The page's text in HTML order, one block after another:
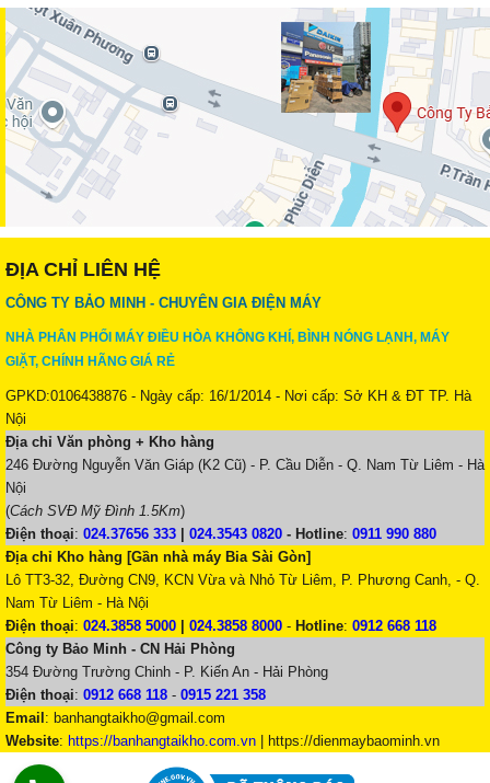
ĐỊA CHỈ LIÊN HỆ
CÔNG TY BẢO MINH - CHUYÊN GIA ĐIỆN MÁY
NHÀ PHÂN PHỐI MÁY ĐIỀU HÒA KHÔNG KHÍ, BÌNH NÓNG LẠNH, MÁY
GIẶT, CHÍNH HÃNG GIÁ RẺ
GPKD:0106438876 - Ngày cấp: 16/1/2014 - Nơi cấp: Sở KH & ĐT TP. Hà
Nội
Địa chỉ Văn phòng + Kho hàng
246 Đường Nguyễn Văn Giáp (K2 Cũ) - P. Cầu Diễn - Q. Nam Từ Liêm - Hà
Nội
(Cách SVĐ Mỹ Đình 1.5Km)
Điện thoại: 024.37656 333 024.3543 0820 - Hotline: 0911 990 880
Địa chỉ Kho hàng [Gần nhà máy Bia Sài Gòn]
Lô TT3-32, Đường CN9, KCN Vừa và Nhỏ Từ Liêm, P. Phương Canh, - Q.
Nam Từ Liêm - Hà Nội
Điện thoại: 024.3858 5000 024.3858 8000 - Hotline: 0912 668 118
Công ty Bảo Minh - CN Hải Phòng
354 Đường Trường Chinh - P. Kiến An - Hải Phòng
Điện thoại: 0912 668 118 - 0915 221 358
Email : banhangtaikho@gmail.com
Website: https://banhangtaikho.com.vn | https://dienmaybaominh.vn